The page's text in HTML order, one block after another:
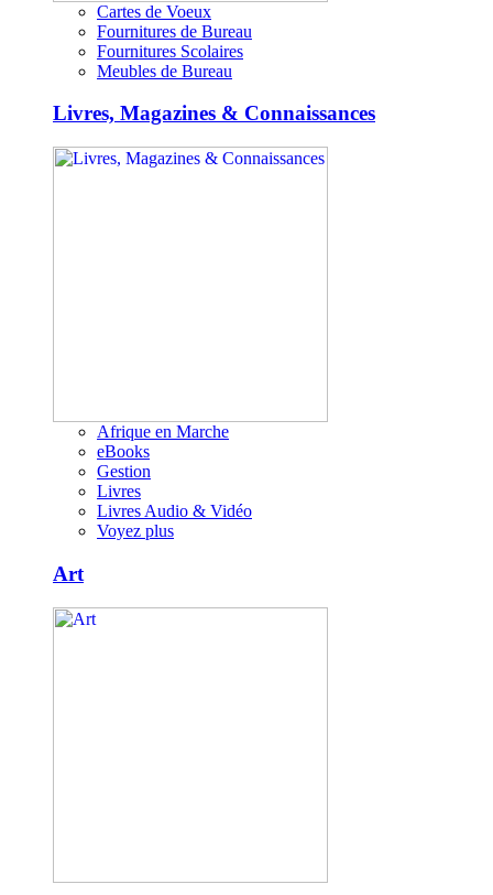
Cartes de Voeux
Fournitures de Bureau
Fournitures Scolaires
Meubles de Bureau
Livres, Magazines & Connaissances
Afrique en Marche
eBooks
Gestion
Livres
Livres Audio & Vidéo
Voyez plus
Art